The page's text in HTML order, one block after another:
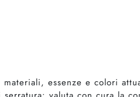
essenze e colori